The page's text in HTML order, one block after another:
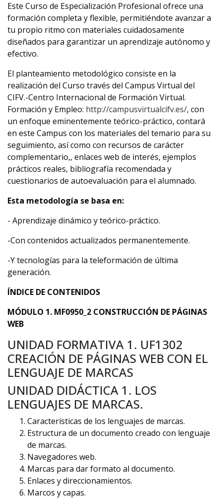
Este Curso de Especialización Profesional ofrece una
formación completa y flexible, permitiéndote avanzar a
tu propio ritmo con materiales cuidadosamente
diseñados para garantizar un aprendizaje autónomo y
efectivo.
El planteamiento metodológico consiste en la
realización del Curso través del Campus Virtual del
CIFV.-Centro Internacional de Formación Virtual.
Formación y Empleo: http://campusvirtualcifv.es/, con
un enfoque eminentemente teórico-práctico, contará
en este Campus con los materiales del temario para su
seguimiento, así como con recursos de carácter
complementario,, enlaces web de interés, ejemplos
prácticos reales, bibliografía recomendada y
cuestionarios de autoevaluación para el alumnado.
Esta metodología se basa en:
- Aprendizaje dinámico y teórico-práctico.
-Con contenidos actualizados permanentemente.
-Y tecnologías para la teleformación de última
generación.
ÍNDICE DE CONTENIDOS
MÓDULO 1. MF0950_2 CONSTRUCCIÓN DE PÁGINAS
WEB
UNIDAD FORMATIVA 1. UF1302
CREACIÓN DE PÁGINAS WEB CON EL
LENGUAJE DE MARCAS
UNIDAD DIDÁCTICA 1. LOS
LENGUAJES DE MARCAS.
Características de los lenguajes de marcas.
Estructura de un documento creado con lenguaje
de marcas.
Navegadores web.
Marcas para dar formato al documento.
Enlaces y direccionamientos.
Marcos y capas.